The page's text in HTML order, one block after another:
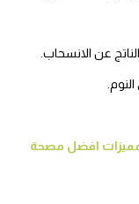
عن الانسحاب.
ومميزات افضل مصحة